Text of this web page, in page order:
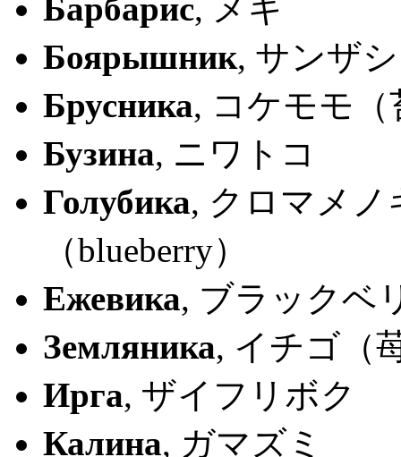
Барбарис, メギ
Боярышник, サンザ
Брусника, コケモモ（
Бузина, ニワトコ
Голубика, クロマメノ
（blueberry）
Ежевика, ブラックベ
Земляника, イチゴ（
Ирга, ザイフリボク
Калина, ガマズミ